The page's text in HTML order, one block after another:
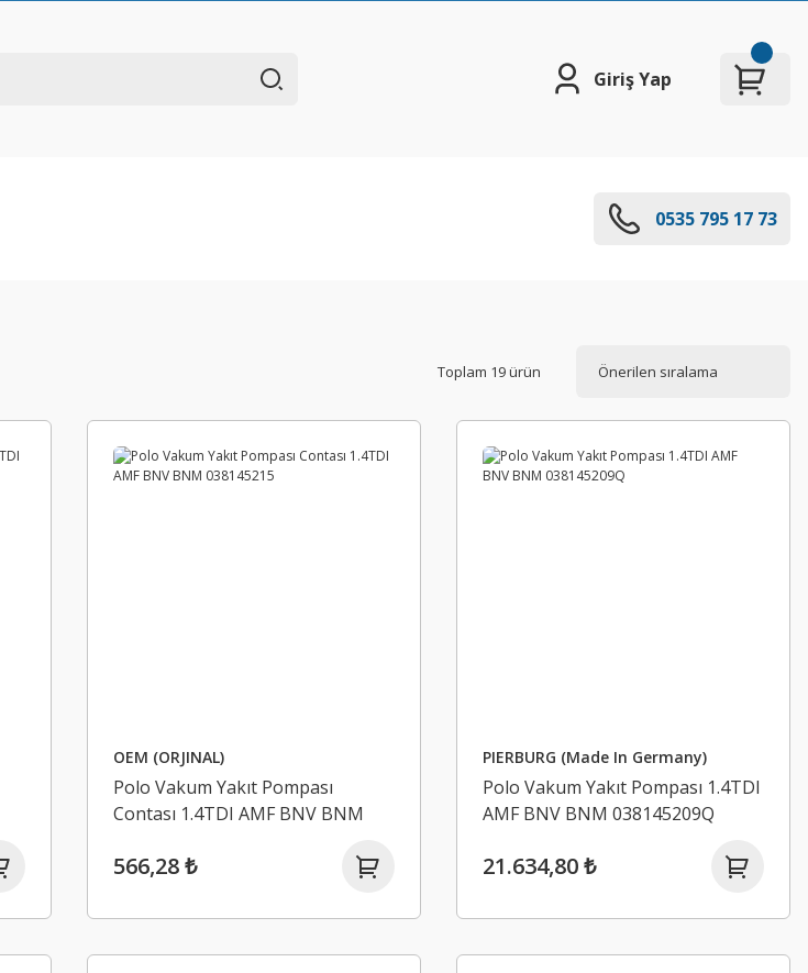
Giriş Yap
0535 795 17 73
Toplam 19 ürün
OEM (ORJINAL)
Polo Vakum Yakıt Pompası
Contası 1.4TDI AMF BNV BNM
566,28 ₺
PIERBURG (Made In Germany)
Polo Vakum Yakıt Pompası 1.4TDI
AMF BNV BNM 038145209Q
21.634,80 ₺